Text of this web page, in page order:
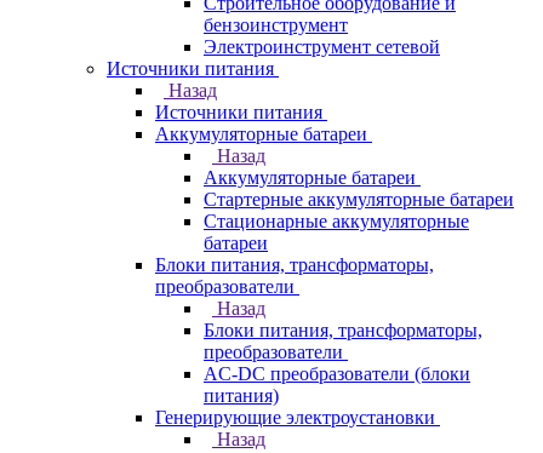
бензоинструмент
Электроинструмент сетевой
Источники питания
Назад
Источники питания
Аккумуляторные батареи
Назад
Аккумуляторные батареи
Стартерные аккумуляторные батареи
Стационарные аккумуляторные
батареи
Блоки питания, трансформаторы,
преобразователи
Назад
Блоки питания, трансформаторы,
преобразователи
AC-DC преобразователи (блоки
питания)
Генерирующие электроустановки
Назад